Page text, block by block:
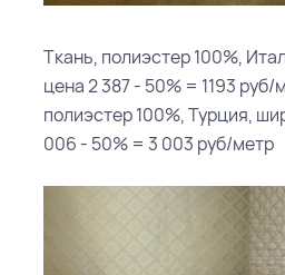
Ткань, полиэстер 100%,
цена 2 387 - 50% = 1193 руб/
полиэстер 100%, Турция,
006 - 50% = 3 003 руб/метр